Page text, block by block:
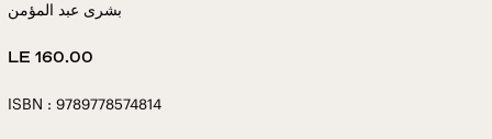
بشرى عبد المؤمن
Regular
LE 160.00
ISBN : 9789778574814